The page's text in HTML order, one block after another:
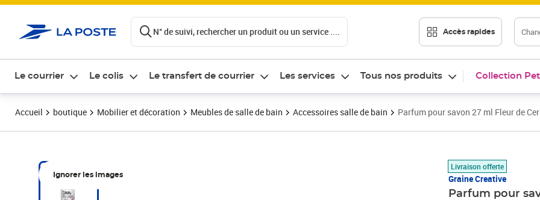
N° de suivi, rechercher un produit ou un service .... Accès rapides
Le courrier Le colis Le transfert de courrier Les services Tous nos produits Collection
Accueil boutique Mobilier et décoration Meubles de salle de bain Accessoires salle de bain Parfum pour savon 27 ml Fleur de
Ignorer les images
Livraison offerte
Graine Creative
Parfum pour
Prix 14,88€